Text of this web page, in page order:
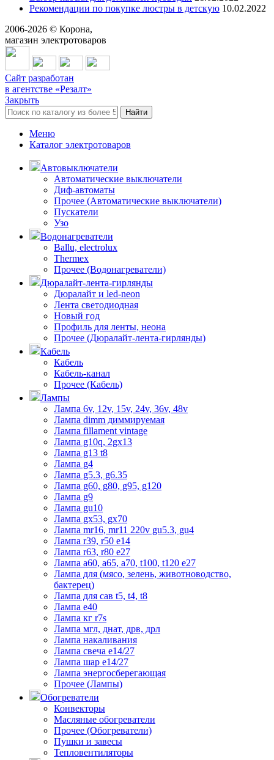
Рекомендации по покупке люстры в детскую 10.02.2022
2006-2026 © Корона,
магазин электротоваров
Сайт разработан
в агентстве «Резалт»
Закрыть
Найти
Меню
Каталог электротоваров
Автовыключатели
Автоматические выключатели
Диф-автоматы
Прочее (Автоматические выключатели)
Пускатели
Узо
Водонагреватели
Ballu, electrolux
Thermex
Прочее (Водонагреватели)
Дюралайт-лента-гирлянды
Дюралайт и led-neon
Лента светодиодная
Новый год
Профиль для ленты, неона
Прочее (Дюралайт-лента-гирлянды)
Кабель
Кабель
Кабель-канал
Прочее (Кабель)
Лампы
Лампа 6v, 12v, 15v, 24v, 36v, 48v
Лампа dimm диммируемая
Лампа fillament vintage
Лампа g10q, 2gx13
Лампа g13 t8
Лампа g4
Лампа g5.3, g6.35
Лампа g60, g80, g95, g120
Лампа g9
Лампа gu10
Лампа gx53, gx70
Лампа mr16, mr11 220v gu5.3, gu4
Лампа r39, r50 е14
Лампа r63, r80 е27
Лампа а60, а65, а70, t100, t120 е27
Лампа для (мясо, зелень, животноводство,
бактерец)
Лампа для сав t5, t4, t8
Лампа е40
Лампа кг r7s
Лампа мгл, днат, дрв, дрл
Лампа накаливания
Лампа свеча е14/27
Лампа шар е14/27
Лампа энергосберегающая
Прочее (Лампы)
Обогреватели
Конвекторы
Масляные обогреватели
Прочее (Обогреватели)
Пушки и завесы
Тепловентиляторы